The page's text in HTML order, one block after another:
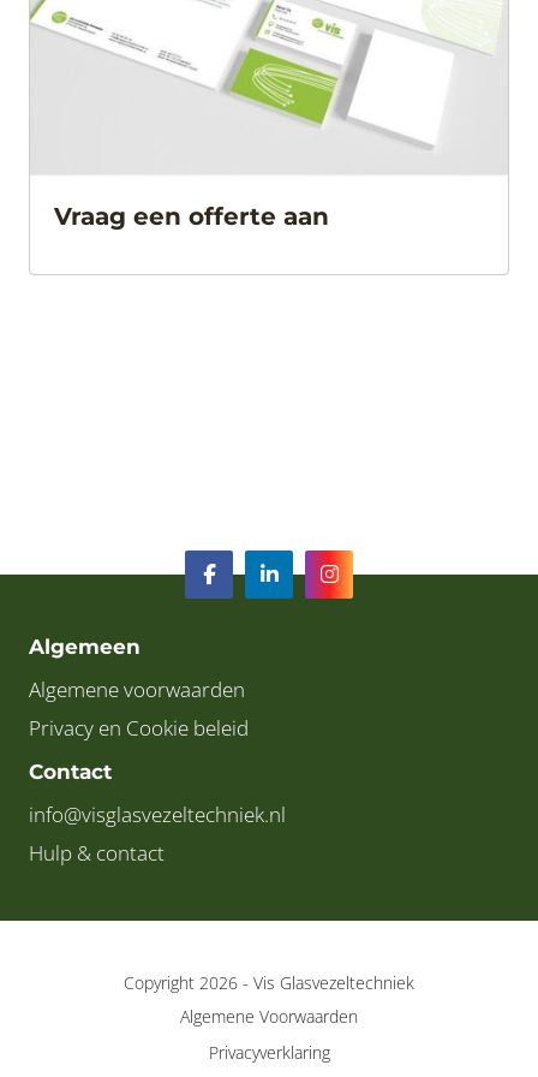
Vraag een offerte aan
Algemeen
Algemene voorwaarden
Privacy en Cookie beleid
Contact
info@visglasvezeltechniek.nl
Hulp & contact
Copyright 2026 - Vis Glasvezeltechniek
Algemene Voorwaarden
Privacyverklaring